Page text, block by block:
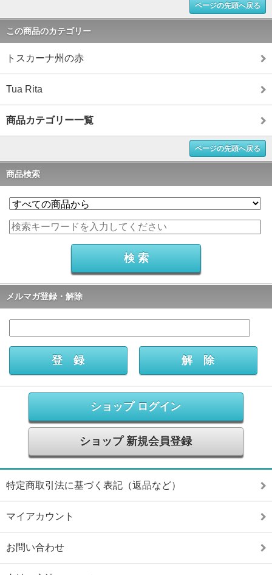
ページの先頭へ戻る
この商品のカテゴリー
トスカーナ州の赤
Tua Rita
商品カテゴリー一覧
ページの先頭へ戻る
商品検索
メルマガ登録・解除
ショップ ログイン
ショップ 新規会員登録
特定商取引法に基づく表記（返品など）
マイアカウント
お問い合わせ